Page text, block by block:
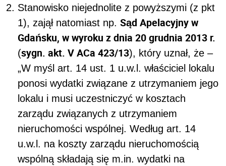
Stanowisko niejednolite z powyższymi (z pkt
1), zajął natomiast np. Sąd Apelacyjny w
Gdańsku, w wyroku z dnia 20 grudnia 2013 r.
(sygn. akt. V ACa 423/13), który uznał, że –
„W myśl art. 14 ust. 1 u.w.l. właściciel lokalu
ponosi wydatki związane z utrzymaniem jego
lokalu i musi uczestniczyć w kosztach
zarządu związanych z utrzymaniem
nieruchomości wspólnej. Według art. 14
u.w.l. na koszty zarządu nieruchomością
wspólną składają się m.in. wydatki na